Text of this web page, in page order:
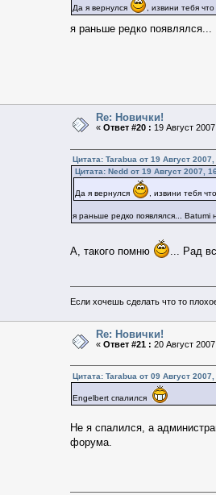
Да я вернулся , извини тебя
я раньше редко
Re: Новички!
«Ответ #20 : 19 Август
Цитата: Tarabua от 19 Август
Цитата: Nedd от 19 Август 2007,
Да я вернулся , извини тебя
я раньше редко появлялся... Batumi
А, такого помню ... Рад
Если хочешь сделать что то
Re: Новички!
«Ответ #21 : 20 Август
Цитата: Tarabua от 09 Август
Engelbert спалился
Не я спалился, а
форума.